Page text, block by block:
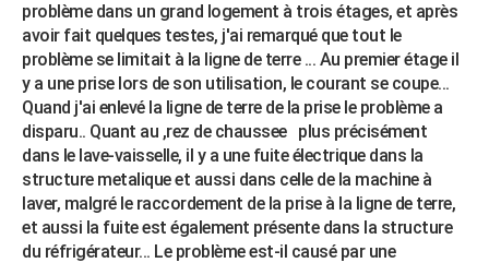
Mobiles
Meilleur smartphone
Internet
Ordinateurs
Jeux vidéo
Guide high-tech
BRICOLAGE
Forum
Aménagement intérieur
Extérieur
Cuisine
Salle de bains
Jardinage
Rangement
WEEK-END
Guides de France
Escapades
Patrimoine
Expositions
Musées
Week-end nature
+LIFESTYLE
Art de vivre
Bien-être
Loisirs
Mode
Modes de vie
SANTE
Alimentation
Guide de la santé
Maladies
Médicaments
Sommeil
VOYAGE
PHOTO
problème dans un grand logement à trois étages, et après
avoir fait quelques testes, j'ai remarqué que tout le
problème se limitait à la ligne de terre ... Au premier étage il
y a une prise lors de son utilisation, le courant se coupe...
Quand j'ai enlevé la ligne de terre de la prise le problème a
disparu.. Quant au ,rez de chaussee plus précisément
dans le lave-vaisselle, il y a une fuite électrique dans la
structure metalique et aussi dans celle de la machine à
laver, malgré le raccordement de la prise à la ligne de terre,
et aussi la fuite est également présente dans la structure
du réfrigérateur... Le problème est-il causé par une